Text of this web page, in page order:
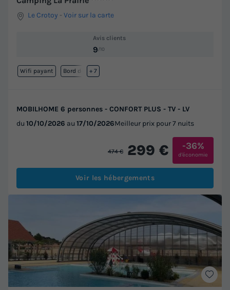
Le Crotoy -Voir sur la carte
Avis clients
9/10
Wifi payant Bord de mer
+ 7
MOBILHOME 6 personnes - CONFORT PLUS - TV - LV
du 10/10/2026 au 17/10/2026Meilleur prix pour 7 nuits
474 € 299 € -36%
d'économie
Voir les hébergements